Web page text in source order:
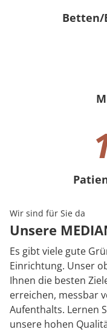
Betten/
Wir sind für Sie da
Unsere
Es gibt viele gute
Einrichtung. Unser
Ihnen die besten
erreichen, messbar
Aufenthalts. Lernen
unsere hohen